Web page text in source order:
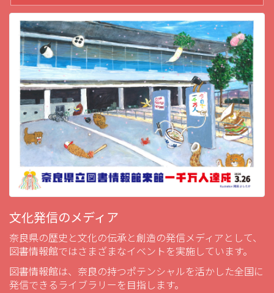
文化発信のメディア
奈良県の歴史と文化の伝承と創造の発信メディアとして、
図書情報館ではさまざまなイベントを実施しています。
図書情報館は、奈良の持つポテンシャルを活かした全国に
発信できるライブラリーを目指します。